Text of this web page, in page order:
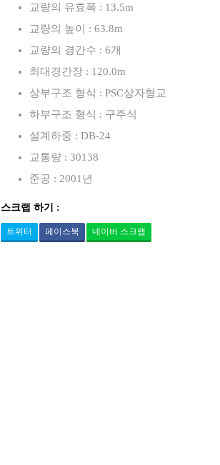
교량의 유효폭 : 13.5m
교량의 높이 : 63.8m
교량의 경간수 : 6개
최대경간장 : 120.0m
상부구조 형식 : PSC상자형교
하부구조 형식 : 구주식
설계하중 : DB-24
교통량 : 30138
준공 : 2001년
스크랩 하기 :
트위터 페이스북 네이버 스크랩